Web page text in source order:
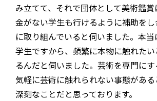
み立てて、それで団体として美術鑑
金がない学生も行けるように補助を
に取り組んでいると伺いました。本
学生ですから、頻繁に本物に触れた
るんだと伺いました。芸術を専門にす
気軽に芸術に触れられない事態があ
深刻なことだと思っております。